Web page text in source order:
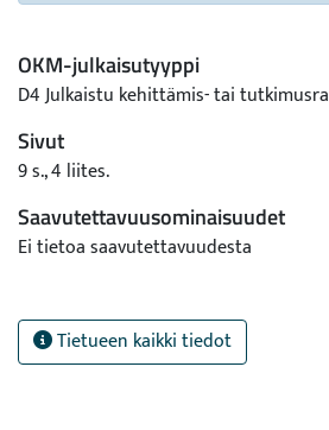
OKM-julkaisutyyppi
D4 Julkaistu kehittämis- tai
Sivut
9 s., 4 liites.
Saavutettavuusominaisuudet
Ei tietoa saavutettavuudesta
Tietueen kaikki tiedot